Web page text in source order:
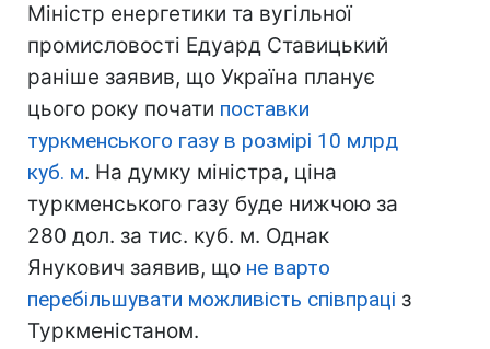
Міністр енергетики та вугільної
промисловості Едуард Ставицький
раніше заявив, що Україна планує
цього року почати поставки
туркменського газу в розмірі 10 млрд
куб. м. На думку міністра, ціна
туркменського газу буде нижчою за
280 дол. за тис. куб. м. Однак
Янукович заявив, що не варто
перебільшувати можливість співпраці з
Туркменістаном.